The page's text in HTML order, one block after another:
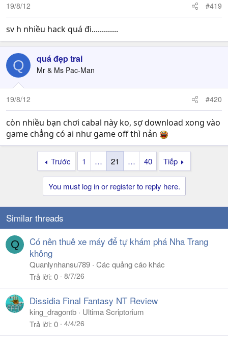
19/8/12 #419
sv h nhiều hack quá đi.............
Q quá đẹp trai
Mr & Ms Pac-Man
19/8/12 #420
còn nhiều bạn chơi cabal này ko, sợ download xong vào
game chẳng có ai như game off thì nản
Trước 1 … 21 … 40 Tiếp
You must log in or register to reply here.
Similar threads
Q
Có nên thuê xe máy để tự khám phá Nha Trang
không
Quanlynhansu789 Các quảng cáo khác
Trả lời 0 8/7/26
Dissidia Final Fantasy NT Review
king_dragontb
Ultima Scriptorium
Trả lời 0 4/4/26